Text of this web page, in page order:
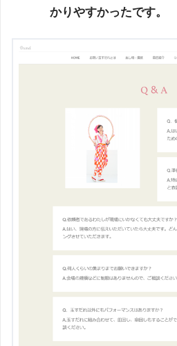
かりやすかったです。